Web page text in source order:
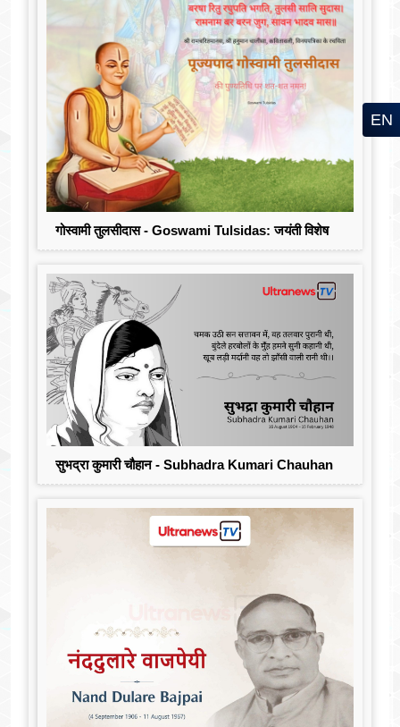
गोस्वामी तुलसीदास - Goswami Tulsidas: जयंती विशेष
सुभद्रा कुमारी चौहान - Subhadra Kumari Chauhan
EN